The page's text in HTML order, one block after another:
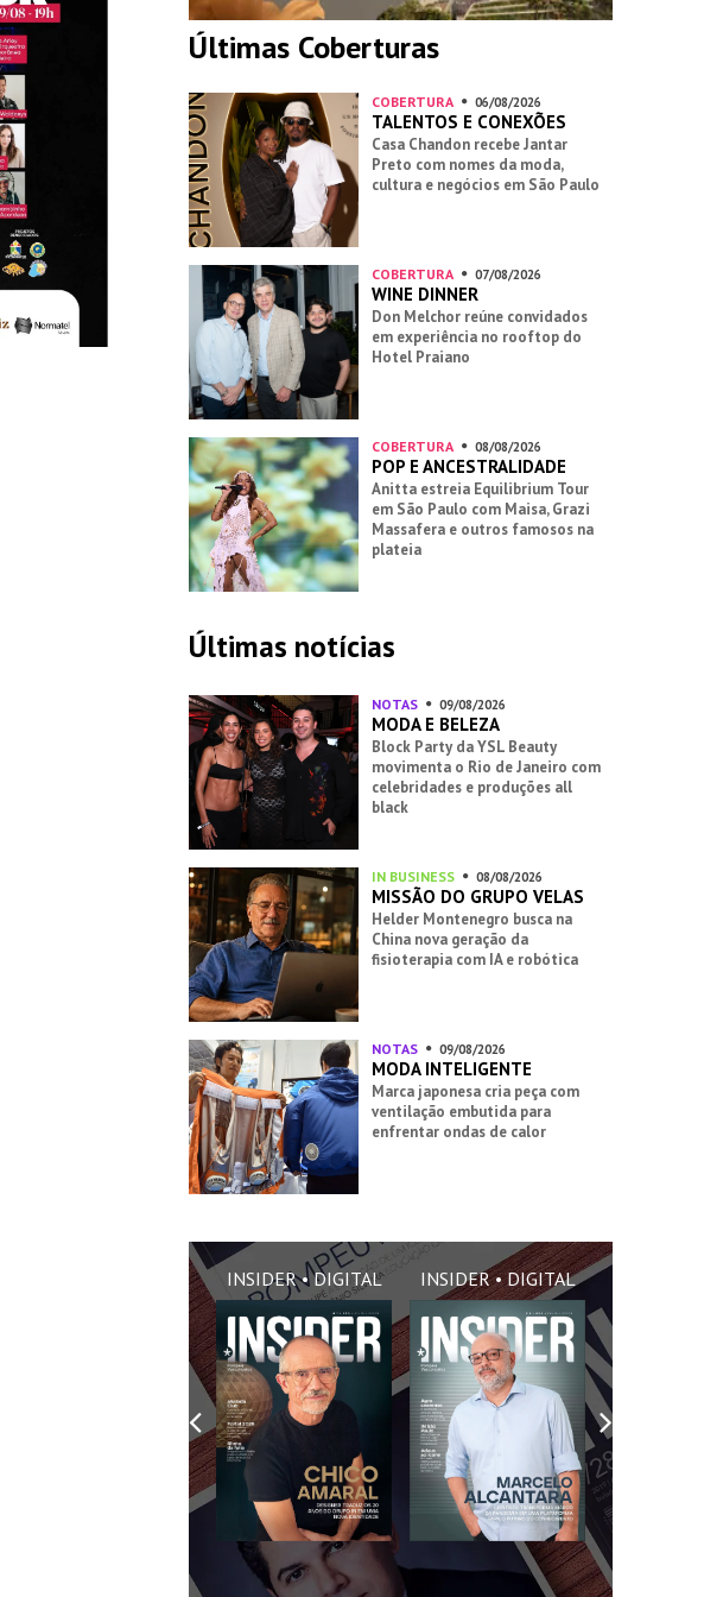
Últimas Coberturas
COBERTURA 06/08/2026
TALENTOS E CONEXÕES
Casa Chandon recebe Jantar
Preto com nomes da moda,
cultura e negócios em São Paulo
COBERTURA 07/08/2026
WINE DINNER
Don Melchor reúne convidados
em experiência no rooftop do
Hotel Praiano
COBERTURA 08/08/2026
POP E ANCESTRALIDADE
Anitta estreia Equilibrium Tour
em São Paulo com Maisa, Grazi
Massafera e outros famosos na
plateia
Últimas notícias
NOTAS 09/08/2026
MODA E BELEZA
Block Party da YSL Beauty
movimenta o Rio de Janeiro com
celebridades e produções all
black
IN BUSINESS 08/08/2026
MISSÃO DO GRUPO VELAS
Helder Montenegro busca na
China nova geração da
fisioterapia com IA e robótica
NOTAS 09/08/2026
MODA INTELIGENTE
Marca japonesa cria peça com
ventilação embutida para
enfrentar ondas de calor
INSIDER • DIGITAL INSIDER • DIGITAL